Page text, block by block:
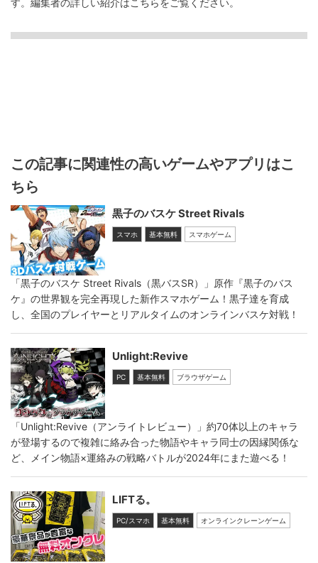
この記事に関連性の高いゲームやアプリはこ
ちら
黒子のバスケ Street Rivals
スマホ 基本無料 スマホゲーム
「黒子のバスケ Street Rivals（黒バスSR）」原作『黒子のバス
ケ』の世界観を完全再現した新作スマホゲーム！黒子達を育成
し、全国のプレイヤーとリアルタイムのオンラインバスケ対戦！
Unlight:Revive
PC 基本無料 ブラウザゲーム
「Unlight:Revive（アンライトレビュー）」約70体以上のキャラ
が登場するので複雑に絡み合った物語やキャラ同士の因縁関係な
ど、メイン物語×運絡みの戦略バトルが2024年にまた遊べる！
LIFTる。
PC/スマホ 基本無料 オンラインクレーンゲーム